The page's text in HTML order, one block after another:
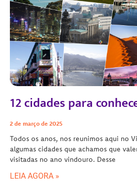
12 cidades para
2 de março de 2025
Todos os anos, nos reunimos aqui no
algumas cidades que achamos que
visitadas no ano vindouro. Desse
LEIA AGORA »